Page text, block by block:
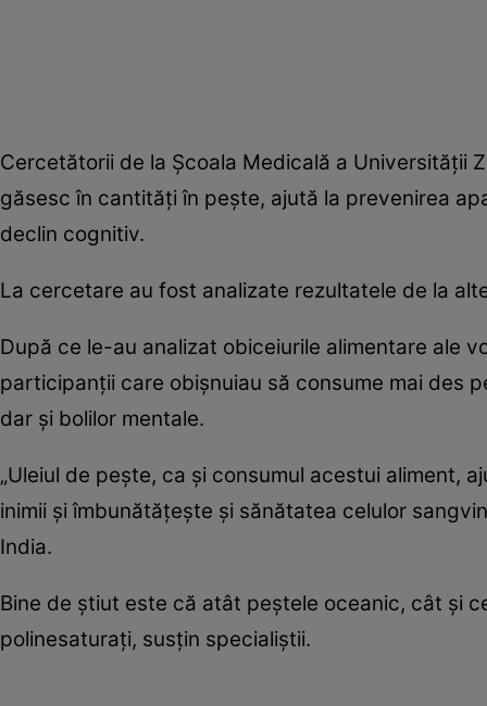
Cercetătorii de la Şcoala Medicală a Universităţii
găsesc în cantităţi în peşte, ajută la prevenirea
declin cognitiv.
La cercetare au fost analizate rezultatele de la
După ce le-au analizat obiceiurile alimentare ale
participanţii care obişnuiau să consume mai des
dar şi bolilor mentale.
„Uleiul de peşte, ca şi consumul acestui aliment,
inimii şi îmbunătăţeşte şi sănătatea celulor
India.
Bine de ştiut este că atât peştele oceanic, cât şi
polinesaturaţi, susţin specialiştii.